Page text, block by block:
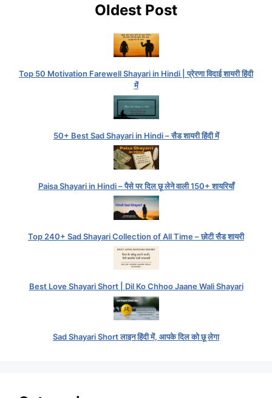
Oldest Post
Top 50 Motivation Farewell Shayari in Hindi | प्रेरणा विदाई शायरी हिंदी
में
50+ Best Sad Shayari in Hindi – सैड शायरी हिंदी में
Paisa Shayari in Hindi – पैसे पर दिल छू लेने वाली 150+ शायरियाँ
Top 240+ Sad Shayari Collection of All Time – छोटी सैड शायरी
Best Love Shayari Short | Dil Ko Chhoo Jaane Wali Shayari
Sad Shayari Short लाइन हिंदी में, आपके दिल को छू लेगा